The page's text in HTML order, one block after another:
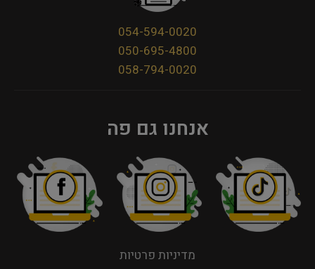
054-594-0020
050-695-4800
058-794-0020
אנחנו גם פה
מדיניות פרטיות